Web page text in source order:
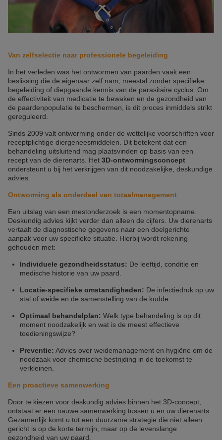
Van zelfselectie naar professionele begeleiding
In het verleden was het ontwormen van paarden vaak een
beslissing die de eigenaar zelf nam, meestal zonder specifieke
begeleiding of diepgaande kennis van de parasitaire cyclus. Om
de effectiviteit van medicatie te bewaken en de gezondheid van
de paardenpopulatie te beschermen, is dit proces inmiddels strikt
gereguleerd.
Sinds 2009 valt ontworming onder de wettelijke voorschriften voor
receptplichtige diergeneesmiddelen. Dit betekent dat een
behandeling uitsluitend mag plaatsvinden op basis van een
recept van de dierenarts. Het 3D-ontwormingsconcept
ondersteunt u bij het verkrijgen van dit noodzakelijke, deskundige
advies.
Ontworming als onderdeel van totaalmanagement
Een uitslag van een mestonderzoek is een momentopname.
Deskundig advies kijkt verder dan alleen de cijfers. Uw dierenarts
vertaalt de diagnostische gegevens naar een doelgerichte
aanpak voor uw specifieke situatie. Hierbij wordt rekening
gehouden met:
Individuele gezondheidsstatus: De leeftijd, conditie en
medische historie van uw paard.
Locatie-specifieke omstandigheden: De infectiedruk op uw
stal of weide en de samenstelling van de kudde.
Optimaal behandelplan: Welk type behandeling is op dit
moment noodzakelijk en wat is de meest effectieve
toedieningswijze?
Preventie: Advies over weidemanagement en hygiëne om de
noodzaak voor chemische bestrijding in de toekomst te
verkleinen.
Een proactieve samenwerking
Door te kiezen voor deskundig advies binnen het 3D-concept,
ontstaat er een nauwe samenwerking tussen u en uw dierenarts.
Gezamenlijk komt u tot een duurzame strategie die niet alleen
gericht is op de korte termijn, maar op de levenslange
gezondheid van uw paard.